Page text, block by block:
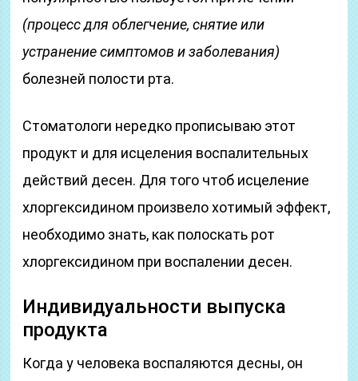
(процесс для облегчение, снятие или
устранение симптомов и заболевания)
болезней полости рта.
Стоматологи нередко прописываю этот
продукт и для исцеления воспалительных
действий десен. Для того чтоб исцеление
хлоргексидином произвело хотимый эффект,
необходимо знать, как полоскать рот
хлоргексидином при воспалении десен.
Индивидуальности выпуска
продукта
Когда у человека воспаляются десны, он